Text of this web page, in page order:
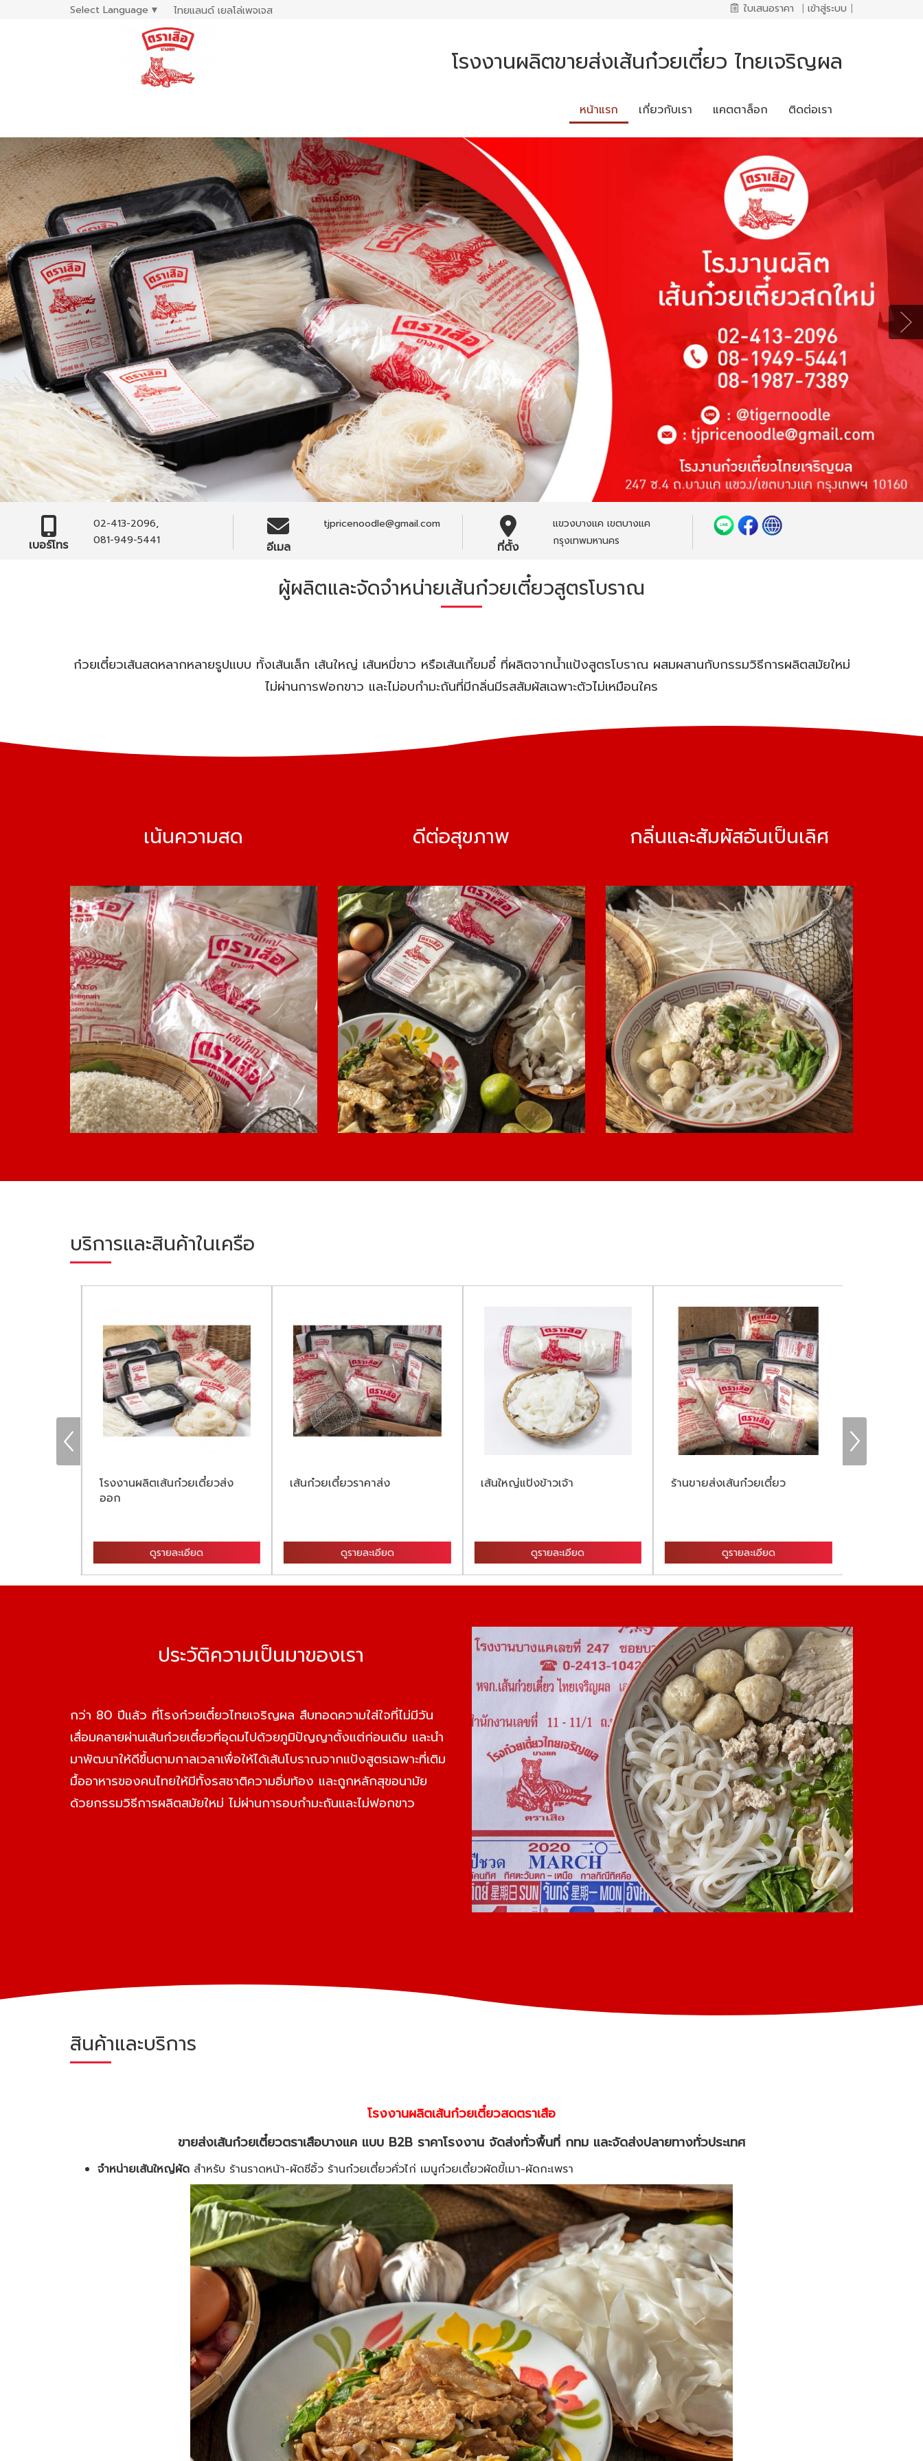
Select Language ▼ ไทยแลนด์ เยลโล่เพจเจส ใบเสนอราคา | เข้าสู่ระบบ |
โรงงานผลิตขายส่งเส้นก๋วยเตี๋ยว ไทยเจริญผล
หน้าแรก เกี่ยวกับเรา แคตตาล็อก ติดต่อเรา
เบอร์โทร
02-413-2096,
081-949-5441 อีเมล
tjpricenoodle@gmail.com
ที่ตั้ง
แขวงบางแค เขตบางแค
กรุงเทพมหานคร
ผู้ผลิตและจัดจำหน่ายเส้นก๋วยเตี๋ยวสูตรโบราณ
ก๋วยเตี๋ยวเส้นสดหลากหลายรูปแบบ ทั้งเส้นเล็ก เส้นใหญ่ เส้นหมี่ขาว หรือเส้นเกี้ยมอี๋ ที่ผลิตจากน้ำแป้งสูตรโบราณ ผสมผสานกับกรรมวิธีการผลิตสมัยใหม่
ไม่ผ่านการฟอกขาว และไม่อบกำมะถันที่มีกลิ่นมีรสสัมผัสเฉพาะตัวไม่เหมือนใคร
เน้นความสด ดีต่อสุขภาพ กลิ่นและสัมผัสอันเป็นเลิศ
บริการและสินค้าในเครือ
โรงงานผลิตเส้นก๋วยเตี๋ยวส่ง
ออก
ดูรายละเอียด
เส้นก๋วยเตี๋ยวราคาส่ง
ดูรายละเอียด
เส้นใหญ่แป้งข้าวเจ้า
ดูรายละเอียด
ร้านขายส่งเส้นก๋วยเตี๋ยว
ดูรายละเอียด
ประวัติความเป็นมาของเรา
กว่า 80 ปีแล้ว ที่โรงก๋วยเตี๋ยวไทยเจริญผล สืบทอดความใส่ใจที่ไม่มีวัน
เสื่อมคลายผ่านเส้นก๋วยเตี๋ยวที่อุดมไปด้วยภูมิปัญญาตั้งแต่ก่อนเดิม และนำ
มาพัฒนาให้ดีขึ้นตามกาลเวลาเพื่อให้ได้เส้นโบราณจากแป้งสูตรเฉพาะที่เติม
มื้ออาหารของคนไทยให้มีทั้งรสชาติความอิ่มท้อง และถูกหลักสุขอนามัย
ด้วยกรรมวิธีการผลิตสมัยใหม่ ไม่ผ่านการอบกำมะถันและไม่ฟอกขาว
สินค้าและบริการ
โรงงานผลิตเส้นก๋วยเตี๋ยวสดตราเสือ
ขายส่งเส้นก๋วยเตี๋ยวตราเสือบางแค แบบ B2B ราคาโรงงาน จัดส่งทั่วพื้นที่ กทม และจัดส่งปลายทางทั่วประเทศ
จำหน่ายเส้นใหญ่ผัด สำหรับ ร้านราดหน้า-ผัดซีอิ้ว ร้านก๋วยเตี๋ยวคั่วไก่ เมนูก๋วยเตี๋ยวผัดขี้เมา-ผัดกะเพรา